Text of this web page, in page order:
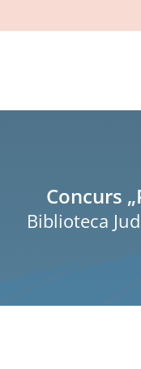
Concurs
Biblioteca